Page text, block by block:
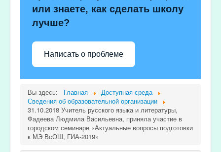
или знаете, как сделать школу
лучше?
Написать о проблеме
Вы здесь: Главная
Доступная среда
Сведения об образовательной организации
31.10.2018 Учитель русского языка и литературы,
Фадеева Людмила Васильевна, приняла участие в
городском семинаре «Актуальные вопросы подготовки
к МЭ ВсОШ, ГИА-2019»